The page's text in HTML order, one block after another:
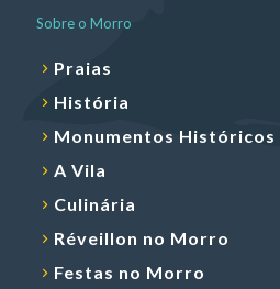
Sobre o Morro
Praias
História
Monumentos Históricos
A Vila
Culinária
Réveillon no Morro
Festas no Morro